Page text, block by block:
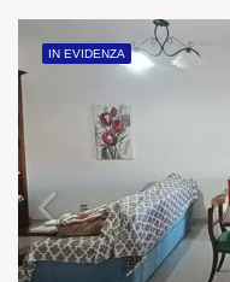
IN EVIDENZA